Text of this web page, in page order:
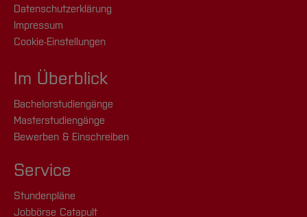
Datenschutzerklärung
Impressum
Cookie-Einstellungen
Im Überblick
Bachelorstudiengänge
Masterstudiengänge
Bewerben & Einschreiben
Service
Stundenpläne
Jobbörse Catapult